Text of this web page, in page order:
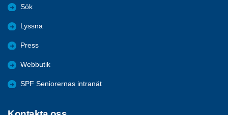
Sök
Lyssna
Press
Webbutik
SPF Seniorernas intranät